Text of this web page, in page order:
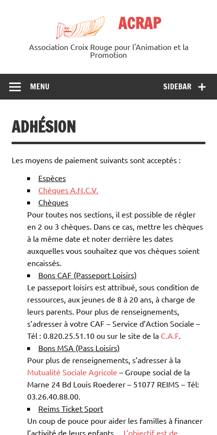
ACRAP
Association Croix Rouge pour l'Animation et la
Promotion
SIDEBAR
MENU
ADHÉSION
Les moyens de paiement suivants sont acceptés :
Espèces
Chèques A.N.C.V.
Chèques
Pour toutes nos sections, il est possible de régler
en 2 ou 3 chèques. Dans ce cas, mettre les chèques
à la même date et noter derrière les dates
auxquelles vous souhaitez que vos chèques soient
encaissés.
Bons CAF (Passeport Loisirs)
Le passeport loisirs est attribué, sous condition de
ressources, aux jeunes de 8 à 20 ans, à charge de
leurs parents. Pour plus de renseignements,
s’adresser à votre CAF – Service d’Action Sociale –
Tél : 0.820.25.51.10 ou sur le site de la C.A.F.
Bons MSA (Pass Loisirs)
Pour plus de renseignements, s’adresser à la
Mutualité Sociale Agricole – Groupe social de la
Marne 24 Bd Louis Roederer – 51077 REIMS – Tél:
03.26.40.88.00.
Reims Ticket Sport
Un coup de pouce pour aider les familles à financer
l’activité de leurs enfants…. L’objectif est de